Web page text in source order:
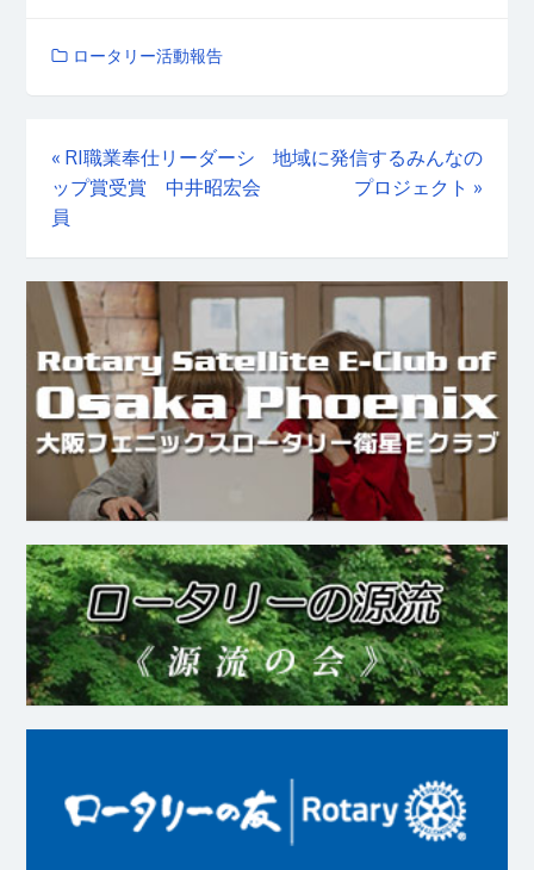
ロータリー活動報告
« RI職業奉仕リーダーシ
ップ賞受賞 中井昭宏会
員
地域に発信するみんなの
プロジェクト »